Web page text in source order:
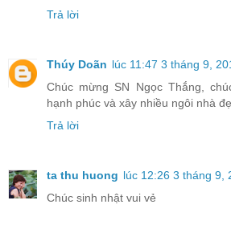
Trả lời
Thúy Doãn lúc 11:47 3 tháng 9,
Chúc mừng SN Ngọc Thắng,
hạnh phúc và xây nhiều ngôi nhà
Trả lời
ta thu huong lúc 12:26 3 tháng 9,
Chúc sinh nhật vui vẻ